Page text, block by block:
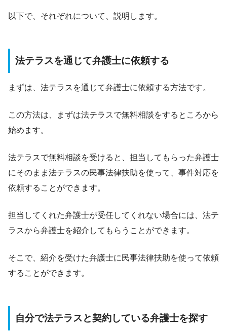
以下で、それぞれについて、説明します。
法テラスを通じて弁護士に依頼する
まずは、法テラスを通じて弁護士に依頼する方法です。
この方法は、まずは法テラスで無料相談をするところから
始めます。
法テラスで無料相談を受けると、担当してもらった弁護士
にそのまま法テラスの民事法律扶助を使って、事件対応を
依頼することができます。
担当してくれた弁護士が受任してくれない場合には、法テ
ラスから弁護士を紹介してもらうことができます。
そこで、紹介を受けた弁護士に民事法律扶助を使って依頼
することができます。
自分で法テラスと契約している弁護士を探す